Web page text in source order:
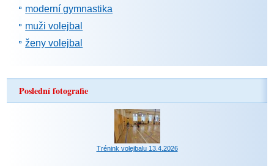
moderní gymnastika
muži volejbal
ženy volejbal
Poslední fotografie
Trénink volejbalu 13.4.2026